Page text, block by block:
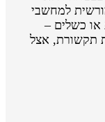
למחשבי
כשלים –
תקשורת, אצל